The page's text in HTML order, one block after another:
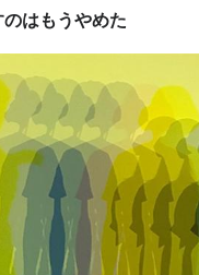
くさん…
はもうやめた